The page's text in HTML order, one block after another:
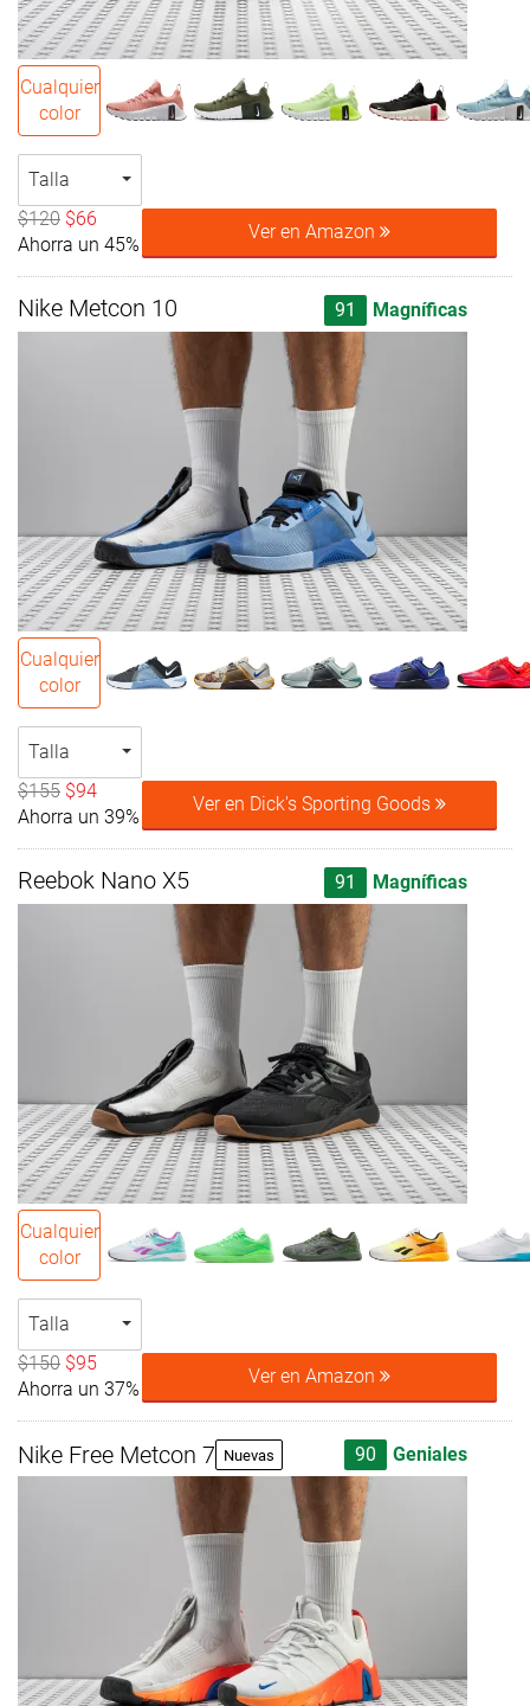
Cualquier
color
Talla
$120 $66
Ahorra un 45%
Ver en Amazon
Nike Metcon 10 91 Magníficas
Cualquier
color
Talla
$155 $94
Ahorra un 39%
Ver en Dick's Sporting Goods
Reebok Nano X5 91 Magníficas
Cualquier
color
Talla
$150 $95
Ahorra un 37%
Ver en Amazon
Nike Free Metcon 7 Nuevas 90 Geniales